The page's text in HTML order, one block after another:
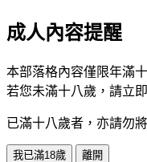
成人內容提醒
本部落格內容僅限年滿
若您未滿十八歲，請立
已滿十八歲者，亦請勿
我已滿18歲 離開